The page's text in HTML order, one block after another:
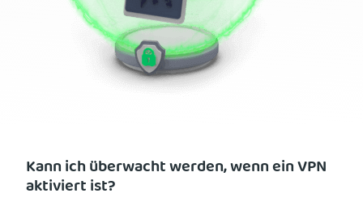
Kann ich überwacht werden, wenn ein VPN
aktiviert ist?